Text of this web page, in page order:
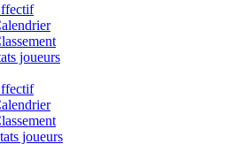
joueurs
joueurs